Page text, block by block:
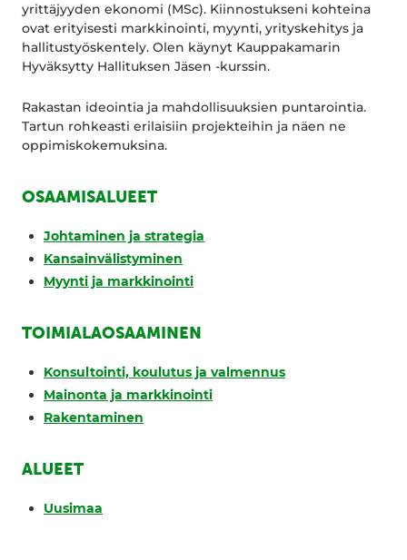
yrittäjyyden ekonomi (MSc). Kiinnostukseni kohteina
ovat erityisesti markkinointi, myynti, yrityskehitys ja
hallitustyöskentely. Olen käynyt Kauppakamarin
Hyväksytty Hallituksen Jäsen -kurssin.
Rakastan ideointia ja mahdollisuuksien puntarointia.
Tartun rohkeasti erilaisiin projekteihin ja näen ne
oppimiskokemuksina.
OSAAMISALUEET
Johtaminen ja strategia
Kansainvälistyminen
Myynti ja markkinointi
TOIMIALAOSAAMINEN
Konsultointi, koulutus ja valmennus
Mainonta ja markkinointi
Rakentaminen
ALUEET
Uusimaa